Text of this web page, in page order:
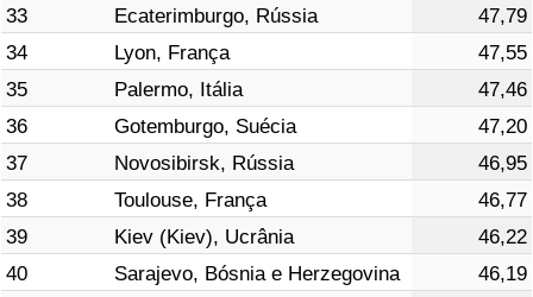
33
Ecaterimburgo, Rússia
47,79
34
Lyon, França
47,55
35
Palermo, Itália
47,46
36
Gotemburgo, Suécia
47,20
37
Novosibirsk, Rússia
46,95
38
Toulouse, França
46,77
39
Kiev (Kiev), Ucrânia
46,22
40
Sarajevo, Bósnia e Herzegovina
46,19